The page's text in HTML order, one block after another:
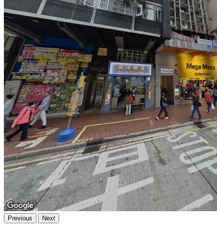
Previous Next